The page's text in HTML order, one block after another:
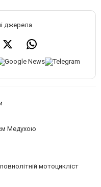
джерела
Медухою
мотоцикліст